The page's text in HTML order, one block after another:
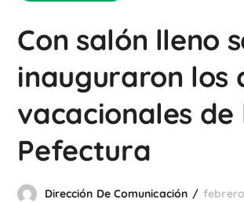
Con salón lleno
inauguraron los
vacacionales de
Pefectura
Dirección De Comunicación